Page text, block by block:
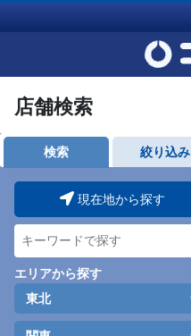
店舗検索
検索 絞り込み
現在地から探す
エリアから探す
東北